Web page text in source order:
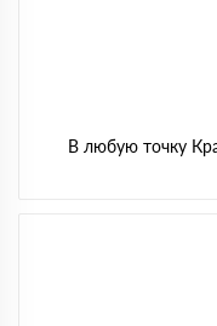
В любую точку